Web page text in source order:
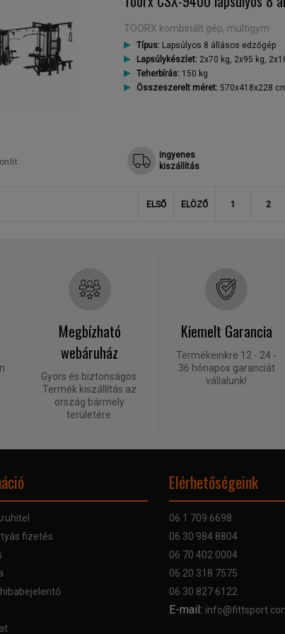
TOORX kombinált gép, multigym
Típus:Lapsúlyos 8 állásos edzőgép
Lapsúlykészlet:2x70 kg, 2x95 kg,
Teherbírás: 150 kg
Összeszerelt méret:570x418x228
Ingyenes
kiszállítás
ELSŐ ELÖZŐ 1 2
Megbízható
webáruház
Gyors és biztonságos.
Termék kiszállítás az
ország bármely
területére.
Kiemelt Garancia
Termékeinkre 12 - 24 -
36 hónapos garanciát
vállalunk!
fizetés
Elérhetőségeink
06 1 709 6698
06 30 984 8804
06 70 402 0004
06 20 318 7575
06 30 827 6122
E-mail: